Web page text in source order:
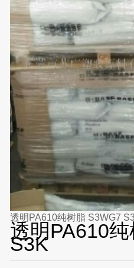
透明PA610纯树脂 S3WG7
透明PA610
S3K